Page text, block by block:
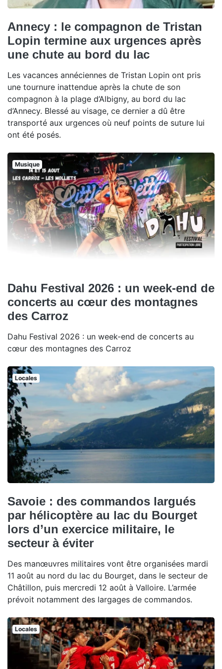
Annecy : le compagnon de Tristan
Lopin termine aux urgences après
une chute au bord du lac
Les vacances annéciennes de Tristan Lopin ont pris
une tournure inattendue après la chute de son
compagnon à la plage d’Albigny, au bord du lac
d’Annecy. Blessé au visage, ce dernier a dû être
transporté aux urgences où neuf points de suture lui
ont été posés.
Musique
Dahu Festival 2026 : un week-end de
concerts au cœur des montagnes
des Carroz
Dahu Festival 2026 : un week-end de concerts au
cœur des montagnes des Carroz
Locales
Savoie : des commandos largués
par hélicoptère au lac du Bourget
lors d’un exercice militaire, le
secteur à éviter
Des manœuvres militaires vont être organisées mardi
11 août au nord du lac du Bourget, dans le secteur de
Châtillon, puis mercredi 12 août à Valloire. L’armée
prévoit notamment des largages de commandos.
Locales